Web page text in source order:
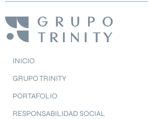
INICIO
GRUPO TRINITY
PORTAFOLIO
RESPONSABILIDAD SOCIAL